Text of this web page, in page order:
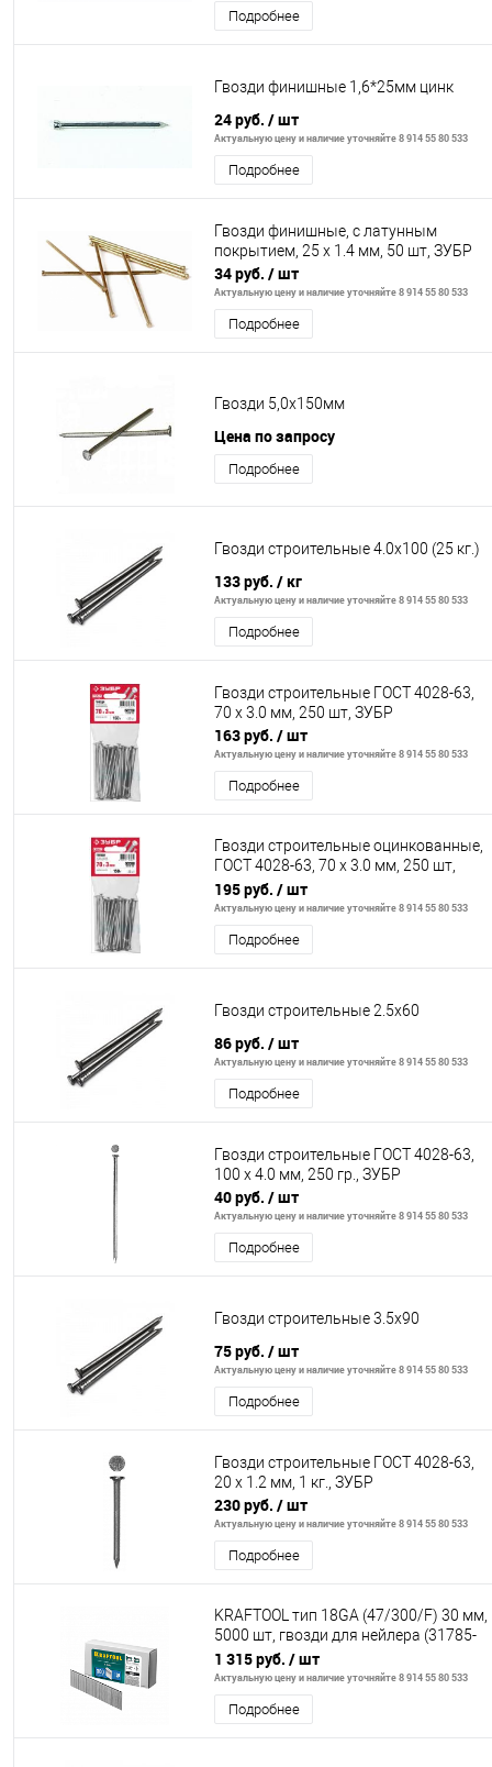
Подробнее
Гвозди финишные 1,6*25мм цинк
24 руб. / шт
Актуальную цену и наличие уточняйте 8 914 55 80 533
Подробнее
Гвозди финишные, с латунным
покрытием, 25 х 1.4 мм, 50 шт, ЗУБР
34 руб. / шт
Актуальную цену и наличие уточняйте 8 914 55 80 533
Подробнее
Гвозди 5,0х150мм
Цена по запросу
Подробнее
Гвозди строительные 4.0х100 (25 кг.)
133 руб. / кг
Актуальную цену и наличие уточняйте 8 914 55 80 533
Подробнее
Гвозди строительные ГОСТ 4028-63,
70 х 3.0 мм, 250 шт, ЗУБР
163 руб. / шт
Актуальную цену и наличие уточняйте 8 914 55 80 533
Подробнее
Гвозди строительные оцинкованные,
ГОСТ 4028-63, 70 х 3.0 мм, 250 шт,
ЗУБР
195 руб. / шт
Актуальную цену и наличие уточняйте 8 914 55 80 533
Подробнее
Гвозди строительные 2.5х60
86 руб. / шт
Актуальную цену и наличие уточняйте 8 914 55 80 533
Подробнее
Гвозди строительные ГОСТ 4028-63,
100 х 4.0 мм, 250 гр., ЗУБР
40 руб. / шт
Актуальную цену и наличие уточняйте 8 914 55 80 533
Подробнее
Гвозди строительные 3.5х90
75 руб. / шт
Актуальную цену и наличие уточняйте 8 914 55 80 533
Подробнее
Гвозди строительные ГОСТ 4028-63,
20 х 1.2 мм, 1 кг., ЗУБР
230 руб. / шт
Актуальную цену и наличие уточняйте 8 914 55 80 533
Подробнее
KRAFTOOL тип 18GA (47/300/F) 30 мм,
5000 шт, гвозди для нейлера (31785-
30)
1 315 руб. / шт
Актуальную цену и наличие уточняйте 8 914 55 80 533
Подробнее